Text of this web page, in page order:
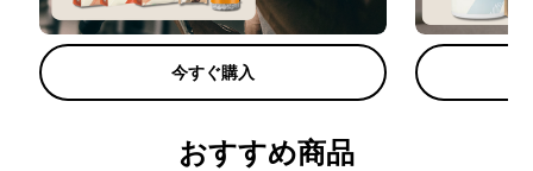
今すぐ購入
おすすめ商品